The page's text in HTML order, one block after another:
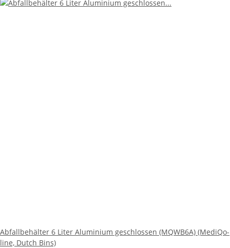
Abfallbehälter 6 Liter Aluminium geschlossen (MQWB6A) (MediQo-
line, Dutch Bins)